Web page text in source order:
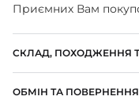
Приємних Вам
СКЛАД, ПОХОДЖЕННЯ
ОБМІН ТА ПОВЕРНЕННЯ